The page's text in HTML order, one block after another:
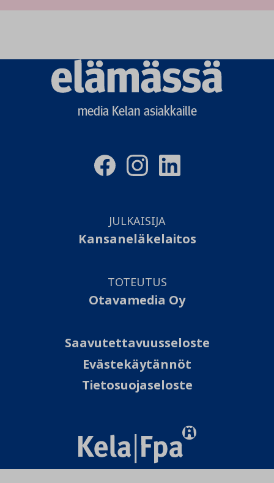
Elämässä
logo
media Kelan asiakkaille
JULKAISIJA
Kansaneläkelaitos
TOTEUTUS
Otavamedia Oy
Saavutettavuusseloste
Evästekäytännöt
Tietosuojaseloste